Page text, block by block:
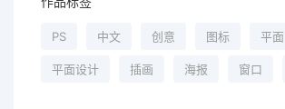
PS 中文 创意 图标 平面
平面设计 插画 海报 窗口